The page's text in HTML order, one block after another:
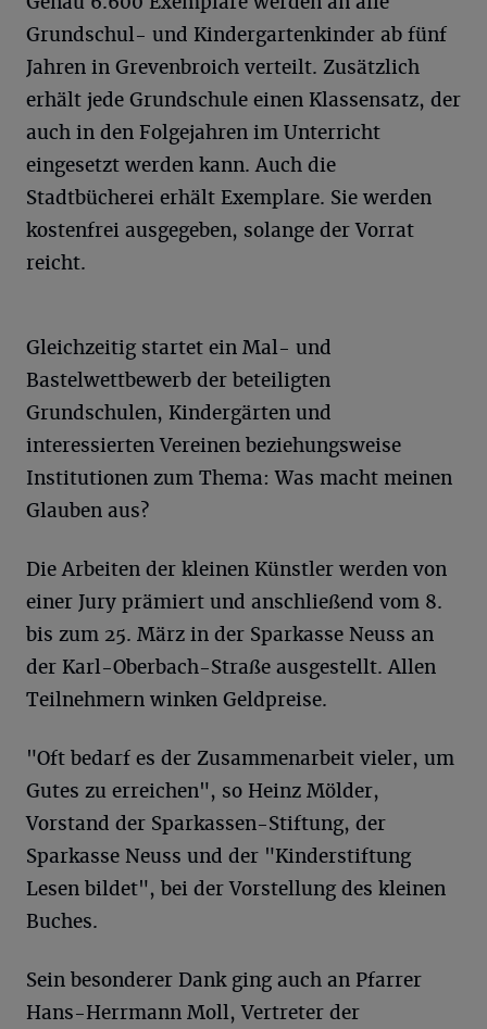
Grundschul- und Kindergartenkinder ab fünf
Jahren in Grevenbroich verteilt. Zusätzlich
erhält jede Grundschule einen Klassensatz, der
auch in den Folgejahren im Unterricht
eingesetzt werden kann. Auch die
Stadtbücherei erhält Exemplare. Sie werden
kostenfrei ausgegeben, solange der Vorrat
reicht.
Gleichzeitig startet ein Mal- und
Bastelwettbewerb der beteiligten
Grundschulen, Kindergärten und
interessierten Vereinen beziehungsweise
Institutionen zum Thema: Was macht meinen
Glauben aus?
Die Arbeiten der kleinen Künstler werden von
einer Jury prämiert und anschließend vom 8.
bis zum 25. März in der Sparkasse Neuss an
der Karl-Oberbach-Straße ausgestellt. Allen
Teilnehmern winken Geldpreise.
"Oft bedarf es der Zusammenarbeit vieler, um
Gutes zu erreichen", so Heinz Mölder,
Vorstand der Sparkassen-Stiftung, der
Sparkasse Neuss und der "Kinderstiftung
Lesen bildet", bei der Vorstellung des kleinen
Buches.
Sein besonderer Dank ging auch an Pfarrer
Hans-Herrmann Moll, Vertreter der